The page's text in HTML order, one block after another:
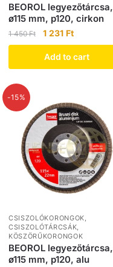
BEOROL legyezőtárcsa,
ø115 mm, p120, cirkon
1 450Ft 1 231 Ft
Add to cart
-15%
CSISZOLÓKORONGOK,
CSISZOLÓTÁRCSÁK,
KÖSZÖRŰKORONGOK
BEOROL legyezőtárcsa,
ø115 mm, p120, alu